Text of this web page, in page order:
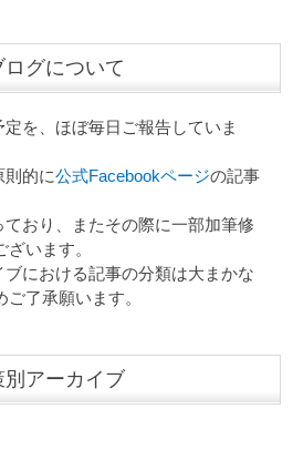
ログについて
を、ほぼ毎日ご報告していま
則的に公式Facebookページの記事
おり、またその際に一部加筆修
います。
における記事の分類は大まかな
了承願います。
別アーカイブ